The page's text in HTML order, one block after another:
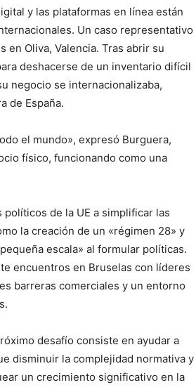
y las plataformas en línea están
Un caso representativo
Oliva, Valencia. Tras abrir su
deshacerse de un inventario difícil
negocio se internacionalizaba,
de España.
el mundo», expresó Burguera,
físico, funcionando como una
de la UE a simplificar las
la creación de un «régimen 28» y
escala» al formular políticas.
encuentros en Bruselas con líderes
barreras comerciales y un entorno
desafío consiste en ayudar a
disminuir la complejidad normativa y
un crecimiento significativo en la